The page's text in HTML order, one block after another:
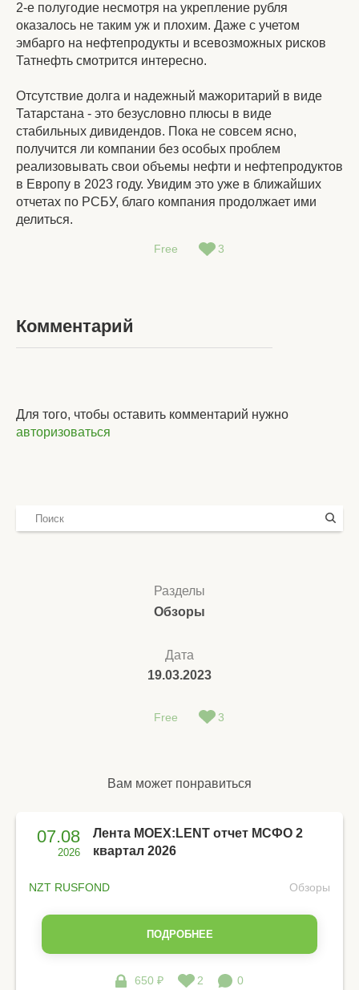
2-е полугодие несмотря на укрепление рубля
оказалось не таким уж и плохим. Даже с учетом
эмбарго на нефтепродукты и всевозможных рисков
Татнефть смотрится интересно.
Отсутствие долга и надежный мажоритарий в виде
Татарстана - это безусловно плюсы в виде
стабильных дивидендов. Пока не совсем ясно,
получится ли компании без особых проблем
реализовывать свои объемы нефти и нефтепродуктов
в Европу в 2023 году. Увидим это уже в ближайших
отчетах по РСБУ, благо компания продолжает ими
делиться.
Free 3
Комментарий
Для того, чтобы оставить комментарий нужно
авторизоваться
Разделы
Обзоры
Дата
19.03.2023
Free 3
Вам может понравиться
07.08
2026
Лента MOEX:LENT отчет МСФО 2
квартал 2026
NZT RUSFOND Обзоры
ПОДРОБНЕЕ
650 ₽ 2 0